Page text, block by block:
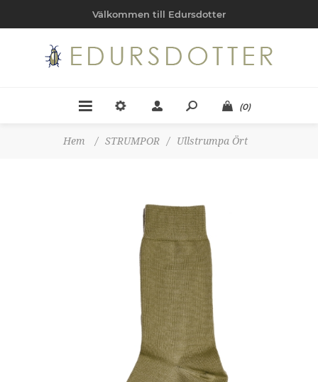
Välkommen till Edursdotter
(0)
Hem / STRUMPOR / Ullstrumpa Ört